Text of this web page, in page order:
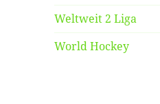
Weltweit 2 Liga
World Hockey